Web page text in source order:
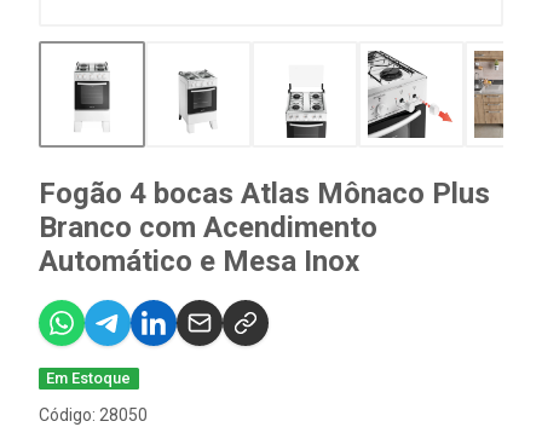
Fogão 4 bocas Atlas Mônaco Plus
Branco com Acendimento
Automático e Mesa Inox
Em Estoque
Código: 28050